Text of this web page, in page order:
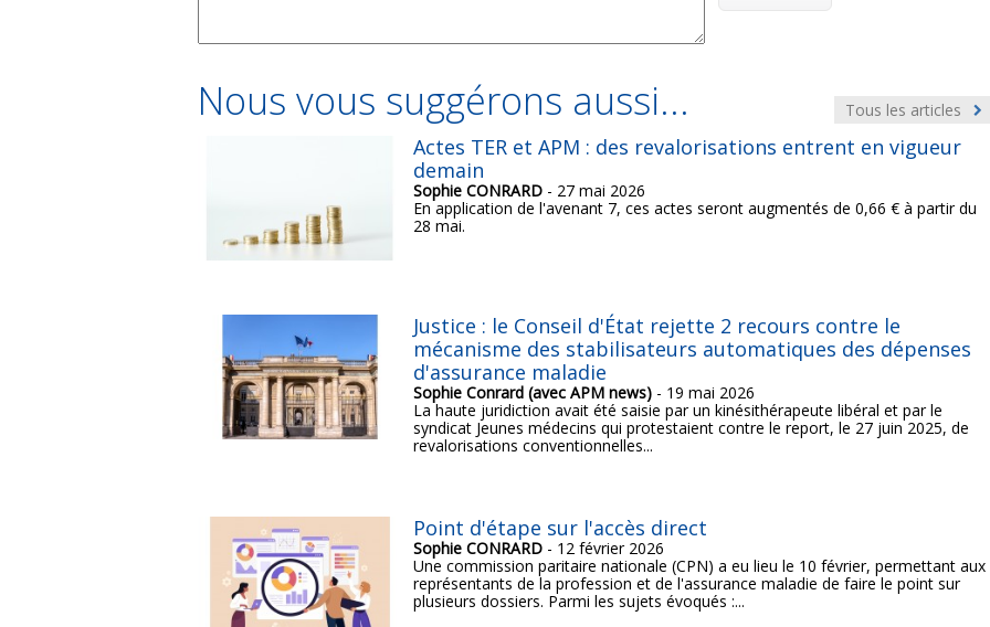
Tous les articles
Nous vous suggérons aussi...
Actes TER et APM : des revalorisations entrent en vigueur
demain
Sophie CONRARD- 27 mai 2026
En application de l'avenant 7, ces actes seront augmentés de 0,66 € à partir du
28 mai.
Justice : le Conseil d'État rejette 2 recours contre le
mécanisme des stabilisateurs automatiques des dépenses
d'assurance maladie
Sophie Conrard (avec APM news)- 19 mai 2026
La haute juridiction avait été saisie par un kinésithérapeute libéral et par le
syndicat Jeunes médecins qui protestaient contre le report, le 27 juin 2025, de
revalorisations conventionnelles...
Point d'étape sur l'accès direct
Sophie CONRARD- 12 février 2026
Une commission paritaire nationale (CPN) a eu lieu le 10 février, permettant aux
représentants de la profession et de l'assurance maladie de faire le point sur
plusieurs dossiers. Parmi les sujets évoqués :...